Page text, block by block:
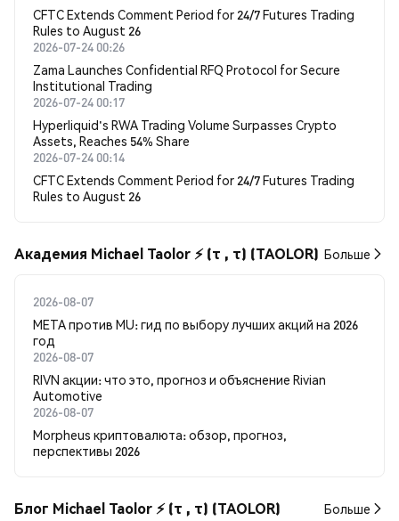
CFTC Extends Comment Period for 24/7 Futures Trading
Rules to August 26
2026-07-24 00:26
Zama Launches Confidential RFQ Protocol for Secure
Institutional Trading
2026-07-24 00:17
Hyperliquid's RWA Trading Volume Surpasses Crypto
Assets, Reaches 54% Share
2026-07-24 00:14
CFTC Extends Comment Period for 24/7 Futures Trading
Rules to August 26
Академия Michael Taolor ⚡️ (τ , τ) (TAOLOR) Больше
2026-08-07
META против MU: гид по выбору лучших акций на 2026
год
2026-08-07
RIVN акции: что это, прогноз и объяснение Rivian
Automotive
2026-08-07
Morpheus криптовалюта: обзор, прогноз,
перспективы 2026
Блог Michael Taolor ⚡️ (τ , τ) (TAOLOR) Больше